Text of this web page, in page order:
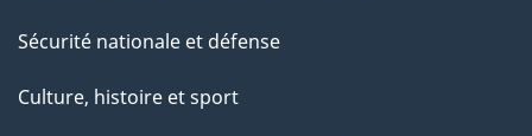
Sécurité nationale et défense
Culture, histoire et sport